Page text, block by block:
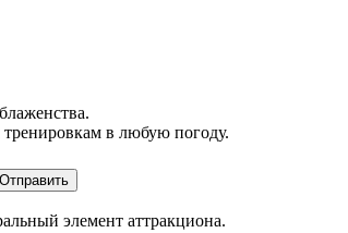
в любую погоду.
Отправить
элемент аттракциона.